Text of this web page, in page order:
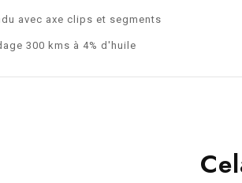
avec axe clips et segments
300 kms à 4% d'huile